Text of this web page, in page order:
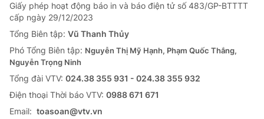
Giấy phép hoạt động báo in và báo điện tử số 483/GP-BTTTT
cấp ngày 29/12/2023
Tổng Biên tập: Vũ Thanh Thủy
Phó Tổng Biên tập: Nguyễn Thị Mỹ Hạnh, Phạm Quốc Thắng,
Nguyễn Trọng Ninh
Tổng đài VTV: 024.38 355 931 - 024.38 355 932
Ðiện thoại Thời báo VTV: 0988 671 671
Email: toasoan@vtv.vn